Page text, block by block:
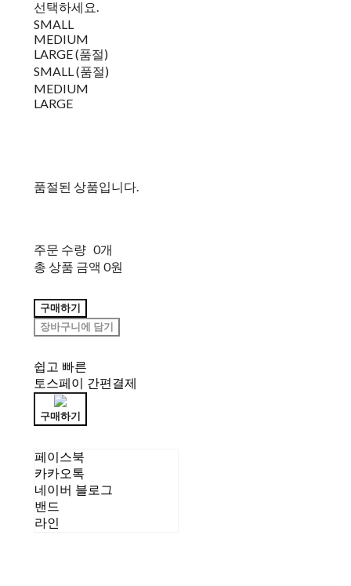
선택하세요.
SMALL
MEDIUM
LARGE (품절)
SMALL (품절)
MEDIUM
LARGE
품절된 상품입니다.
주문 수량 0개
총 상품 금액 0원
구매하기
장바구니에 담기
쉽고 빠른
토스페이 간편결제
구매하기
페이스북
카카오톡
네이버 블로그
밴드
라인